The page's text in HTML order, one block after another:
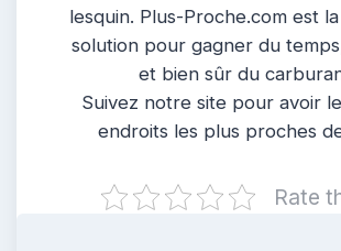
lesquin. Plus-Proche.com est
solution pour gagner du
et bien sûr du
Suivez notre site pour avoir
endroits les plus proches
Rate